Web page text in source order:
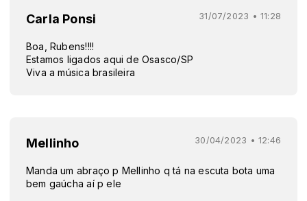
Carla Ponsi 31/07/2023 • 11:28
Boa, Rubens!!!!
Estamos ligados aqui de Osasco/SP
Viva a música brasileira
Mellinho 30/04/2023 • 12:46
Manda um abraço p Mellinho q tá na escuta bota uma
bem gaúcha aí p ele